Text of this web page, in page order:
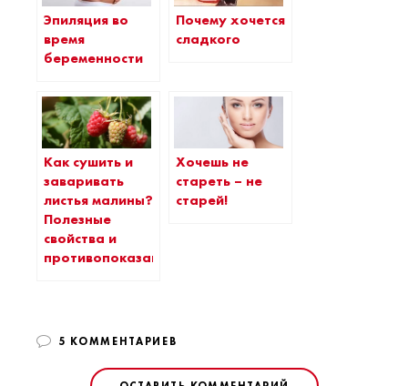
Эпиляция во
время
беременности
Почему хочется
сладкого
Как сушить и
заваривать
листья малины?
Полезные
свойства и
противопоказания
Хочешь не
стареть – не
старей!
5 КОММЕНТАРИЕВ